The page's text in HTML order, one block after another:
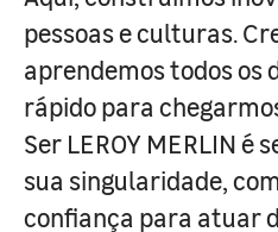
pessoas e culturas.
aprendemos todos os
rápido para
Ser LEROY MERLIN é
sua singularidade,
confiança para atuar